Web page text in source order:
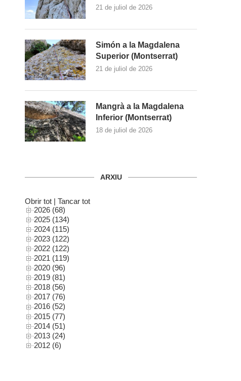
21 de juliol de 2026
Simón a la Magdalena
Superior (Montserrat)
21 de juliol de 2026
Mangrà a la Magdalena
Inferior (Montserrat)
18 de juliol de 2026
ARXIU
Obrir tot | Tancar tot
2026 (68)
2025 (134)
2024 (115)
2023 (122)
2022 (122)
2021 (119)
2020 (96)
2019 (81)
2018 (56)
2017 (76)
2016 (52)
2015 (77)
2014 (51)
2013 (24)
2012 (6)